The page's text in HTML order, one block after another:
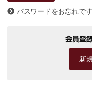
パスワードをお忘れで
会員登
新